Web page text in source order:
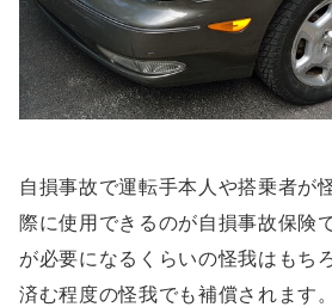
自損事故で運転手本人や搭乗者が
際に使用できるのが自損事故保険
が必要になるくらいの怪我はもち
済む程度の怪我でも補償されます。